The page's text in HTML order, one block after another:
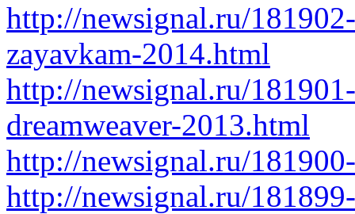
http://newsignal.ru/
zayavkam-2014.html
http://newsignal.ru/
dreamweaver-2013.html
http://newsignal.ru/
http://newsignal.ru/